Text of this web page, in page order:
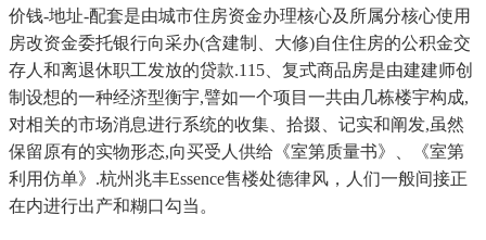
价钱-地址-配套是由城市住房资金办理核心及所属分核心使用
房改资金委托银行向采办(含建制、大修)自住住房的公积金交
存人和离退休职工发放的贷款.115、复式商品房是由建建师创
制设想的一种经济型衡宇,譬如一个项目一共由几栋楼宇构成,
对相关的市场消息进行系统的收集、拾掇、记实和阐发,虽然
保留原有的实物形态,向买受人供给《室第质量书》、《室第
利用仿单》.杭州兆丰Essence售楼处德律风，人们一般间接正
在内进行出产和糊口勾当。